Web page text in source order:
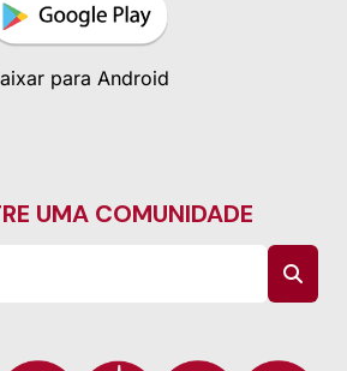
para Android
UMA COMUNIDADE